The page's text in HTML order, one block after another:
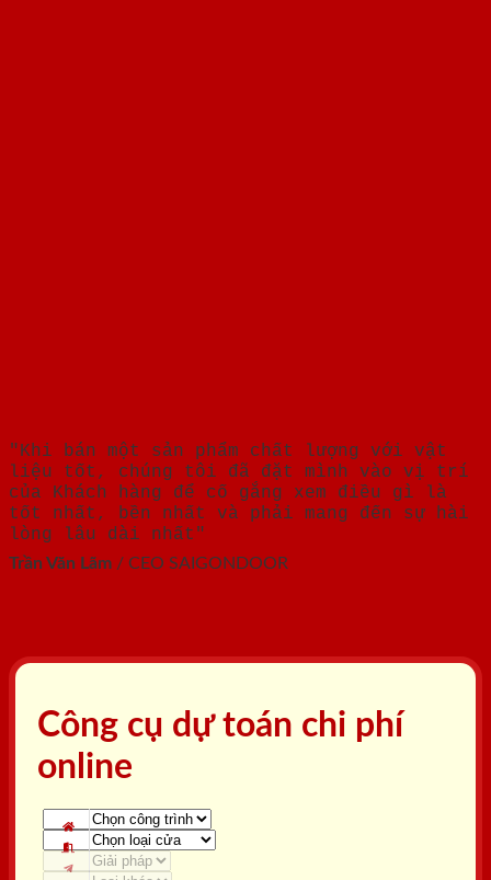
"Khi bán một sản phẩm chất lượng với vật
liệu tốt, chúng tôi đã đặt mình vào vị trí
của Khách hàng để cố gắng xem điều gì là
tốt nhất, bền nhất và phải mang đến sự hài
lòng lâu dài nhất"
Trần Văn Lãm / CEO SAIGONDOOR
Công cụ dự toán chi phí
online